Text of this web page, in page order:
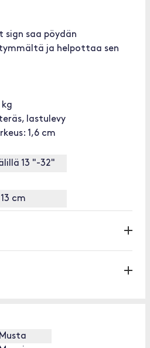
sign saa pöydän
ja helpottaa sen
kg
lastulevy
1,6 cm
13 "-32"
cm
Musta